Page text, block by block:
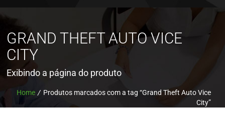
GRAND THEFT AUTO VICE
CITY
Exibindo a página do produto
Home / Produtos marcados com a tag “Grand Theft Auto Vice
City”